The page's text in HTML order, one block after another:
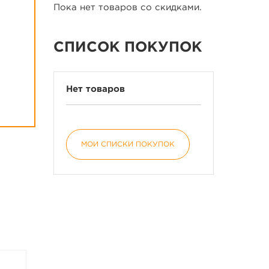
Пока нет товаров со скидками.
СПИСОК ПОКУПОК
Нет товаров
МОИ СПИСКИ ПОКУПОК